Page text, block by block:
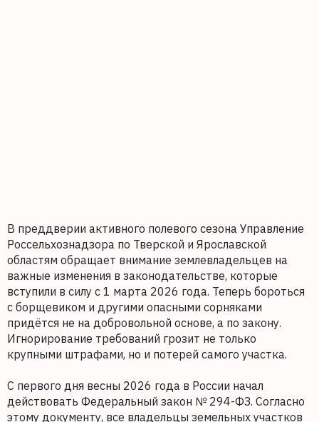
В преддверии активного полевого сезона Управление
Россельхознадзора по Тверской и Ярославской
областям обращает внимание землевладельцев на
важные изменения в законодательстве, которые
вступили в силу с 1 марта 2026 года. Теперь бороться
с борщевиком и другими опасными сорняками
придётся не на добровольной основе, а по закону.
Игнорирование требований грозит не только
крупными штрафами, но и потерей самого участка.
С первого дня весны 2026 года в России начал
действовать Федеральный закон № 294-ФЗ. Согласно
этому документу, все владельцы земельных участков